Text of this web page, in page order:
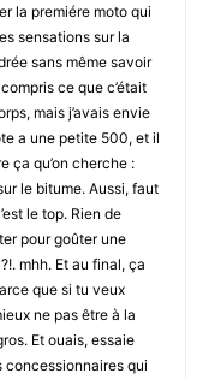
la premiére moto qui
sensations sur la
sans même savoir
ce que c’était
mais j’avais envie
a une petite 500, et il
ça qu’on cherche :
le bitume. Aussi, faut
le top. Rien de
pour goûter une
mhh. Et au final, ça
que si tu veux
ne pas être à la
Et ouais, essaie
concessionnaires qui